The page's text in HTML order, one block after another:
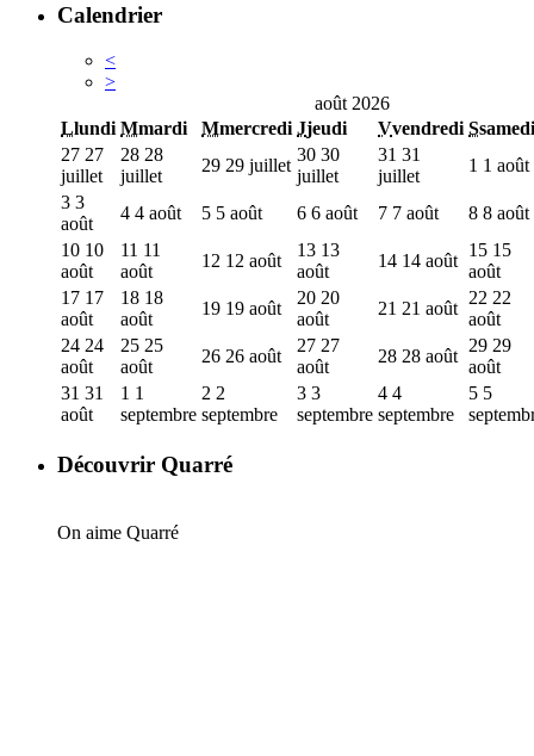
Calendrier
<
>
août 2026
Llundi Mmardi Mmercredi Jjeudi Vvendredi Ssamedi
27 27
juillet
28 28
juillet
29 29 juillet
30 30
juillet
31 31
juillet
1 1 août
3 3
août
4 4 août 5 5 août 6 6 août 7 7 août 8 8 août
10 10
août
11 11
août
12 12 août
13 13
août
14 14 août
15 15
août
17 17
août
18 18
août
19 19 août
20 20
août
21 21 août
22 22
août
24 24
août
25 25
août
26 26 août
27 27
août
28 28 août
29 29
août
31 31
août
1 1
septembre
2 2
septembre
3 3
septembre
4 4
septembre
5 5
Découvrir Quarré
On aime Quarré